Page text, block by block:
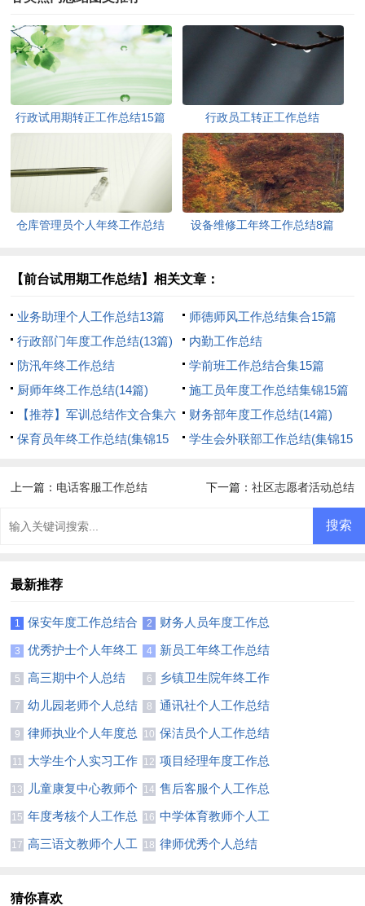
行政试用期转正工作总结15篇 行政员工转正工作总结
仓库管理员个人年终工作总结
设备维修工年终工作总结8篇
【前台试用期工作总结】相关文章：
业务助理个人工作总结13篇
师德师风工作总结集合15篇
行政部门年度工作总结(13篇)
内勤工作总结
防汛年终工作总结
学前班工作总结合集15篇
厨师年终工作总结(14篇)
施工员年度工作总结集锦15篇
【推荐】军训总结作文合集六
篇
财务部年度工作总结(14篇)
保育员年终工作总结(集锦15
学生会外联部工作总结(集锦15
上一篇： 电话客服工作总结 下一篇： 社区志愿者活动总结
最新推荐
1
保安年度工作总结合
集15篇
2
财务人员年度工作总
结(集合15篇)
3
优秀护士个人年终工
作总结
4
新员工年终工作总结
集锦15篇
5 高三期中个人总结 6
乡镇卫生院年终工作
总结
7
幼儿园老师个人总结
15篇
8 通讯社个人工作总结
9
律师执业个人年度总
结
10 保洁员个人工作总结
(集合15篇)
11
大学生个人实习工作
总结15篇
12 项目经理年度工作总
结通用15篇
13
儿童康复中心教师个
人工作总结
14 售后客服个人工作总
结(精选15篇)
15 年度考核个人工作总
结汇编15篇
16 中学体育教师个人工
作总结(6篇)
17 高三语文教师个人工
18 律师优秀个人总结
猜你喜欢